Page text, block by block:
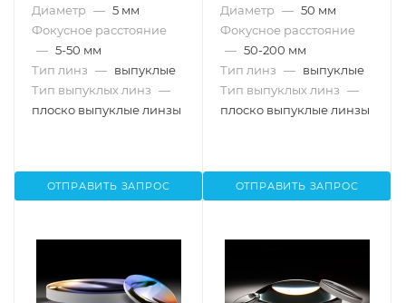
Диаметр — 5 мм
Фокусное расстояние
— 5-50 мм
Тип линз — выпуклые
Тип выпуклых линз —
плоско выпуклые линзы
ОТПРАВИТЬ ЗАПРОС
Диаметр — 50 мм
Фокусное расстояние
— 50-200 мм
Тип линз — выпуклые
Тип выпуклых линз —
плоско выпуклые линзы
ОТПРАВИТЬ ЗАПРОС